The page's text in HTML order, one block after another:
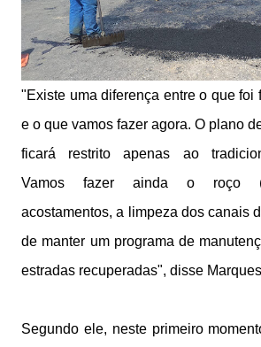
"Existe uma diferença entre o que foi
e o que vamos fazer agora. O plano
ficará restrito apenas ao
Vamos fazer ainda o roço
acostamentos, a limpeza dos canais
de manter um programa de
estradas recuperadas", disse
Segundo ele, neste primeiro